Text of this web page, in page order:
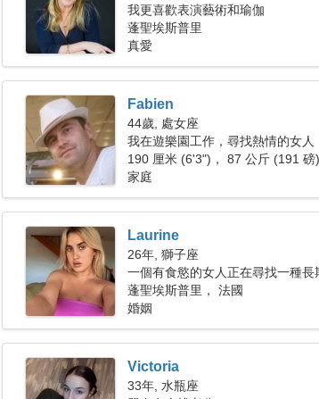
我更喜歡表演藝術和瑜伽
蓬聖埃斯普里
真愛
Fabien
44歲, 處女座
我在遊樂園工作，尋找熱情的女人
190 厘米 (6'3")， 87 公斤 (191 磅)
家庭
Laurine
26年, 獅子座
一個有食慾的女人正在尋找一種長
蓬聖埃斯普里， 法國
婚姻
Victoria
33年, 水瓶座